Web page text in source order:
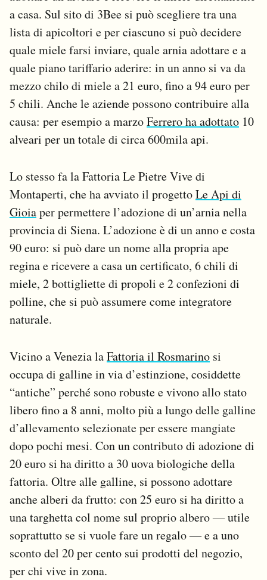
a casa. Sul sito di 3Bee si può scegliere tra una
lista di apicoltori e per ciascuno si può decidere
quale miele farsi inviare, quale arnia adottare e a
quale piano tariffario aderire: in un anno si va da
mezzo chilo di miele a 21 euro, fino a 94 euro per
5 chili. Anche le aziende possono contribuire alla
causa: per esempio a marzoFerrero ha adottato 10
alveari per un totale di circa 600mila api.
Lo stesso fa la Fattoria Le Pietre Vive di
Montaperti, che ha avviato il progettoLe Api di
Gioiaper permettere l’adozione di un’arnia nella
provincia di Siena. L’adozione è di un anno e costa
90 euro: si può dare un nome alla propria ape
regina e ricevere a casa un certificato, 6 chili di
miele, 2 bottigliette di propoli e 2 confezioni di
polline, che si può assumere come integratore
naturale.
Vicino a Venezia laFattoria il Rosmarino si
occupa di galline in via d’estinzione, cosiddette
“antiche” perché sono robuste e vivono allo stato
libero fino a 8 anni, molto più a lungo delle galline
d’allevamento selezionate per essere mangiate
dopo pochi mesi. Con un contributo di adozione di
20 euro si ha diritto a 30 uova biologiche della
fattoria. Oltre alle galline, si possono adottare
anche alberi da frutto: con 25 euro si ha diritto a
una targhetta col nome sul proprio albero ― utile
soprattutto se si vuole fare un regalo ― e a uno
sconto del 20 per cento sui prodotti del negozio,
per chi vive in zona.